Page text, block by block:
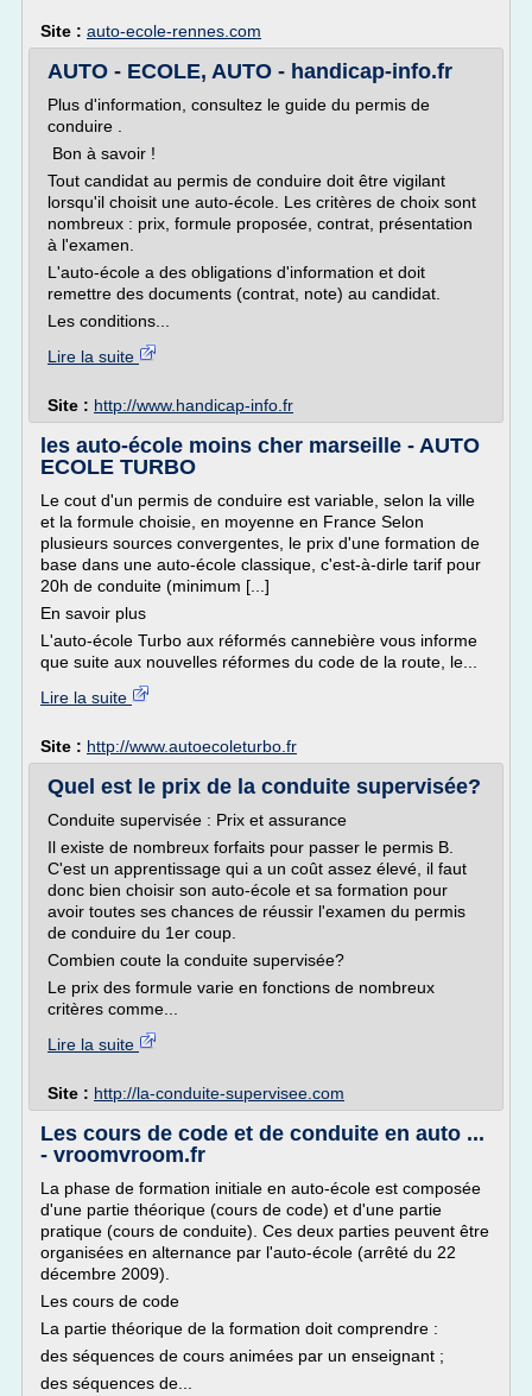
Site : auto-ecole-rennes.com
AUTO - ECOLE, AUTO - handicap-info.fr
Plus d'information, consultez le guide du permis de
conduire .
Bon à savoir !
Tout candidat au permis de conduire doit être vigilant
lorsqu'il choisit une auto-école. Les critères de choix sont
nombreux : prix, formule proposée, contrat, présentation
à l'examen.
L'auto-école a des obligations d'information et doit
remettre des documents (contrat, note) au candidat.
Les conditions...
Lire la suite
Site : http://www.handicap-info.fr
les auto-école moins cher marseille - AUTO
ECOLE TURBO
Le cout d'un permis de conduire est variable, selon la ville
et la formule choisie, en moyenne en France Selon
plusieurs sources convergentes, le prix d'une formation de
base dans une auto-école classique, c'est-à-dirle tarif pour
20h de conduite (minimum [...]
En savoir plus
L'auto-école Turbo aux réformés cannebière vous informe
que suite aux nouvelles réformes du code de la route, le...
Lire la suite
Site : http://www.autoecoleturbo.fr
Quel est le prix de la conduite supervisée?
Conduite supervisée : Prix et assurance
Il existe de nombreux forfaits pour passer le permis B.
C'est un apprentissage qui a un coût assez élevé, il faut
donc bien choisir son auto-école et sa formation pour
avoir toutes ses chances de réussir l'examen du permis
de conduire du 1er coup.
Combien coute la conduite supervisée?
Le prix des formule varie en fonctions de nombreux
critères comme...
Lire la suite
Site : http://la-conduite-supervisee.com
Les cours de code et de conduite en auto ...
- vroomvroom.fr
La phase de formation initiale en auto-école est composée
d'une partie théorique (cours de code) et d'une partie
pratique (cours de conduite). Ces deux parties peuvent être
organisées en alternance par l'auto-école (arrêté du 22
décembre 2009).
Les cours de code
La partie théorique de la formation doit comprendre :
des séquences de cours animées par un enseignant ;
des séquences de...